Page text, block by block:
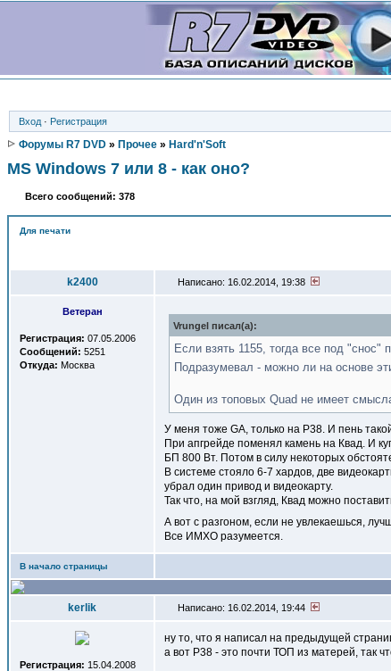
Вход · Регистрация
Форумы R7 DVD » Прочее » Hard'n'Soft
MS Windows 7 или 8 - как оно?
Всего сообщений: 378
Для печати
k2400 Написано: 16.02.2014, 19:38
Ветеран
Регистрация: 07.05.2006
Сообщений: 5251
Откуда: Москва
Vrungel писал(a):
Если взять 1155, тогда все под "снос"
Подразумевал - можно ли на основе
Один из топовых Quad не имеет
У меня тоже GA, только на P38. И пень
При апгрейде поменял камень на Квад. И
БП 800 Вт. Потом в силу некоторых
В системе стояло 6-7 хардов, две
убрал один привод и видеокарту.
Так что, на мой взгляд, Квад можно
А вот с разгоном, если не увлекаешься,
Все ИМХО разумеется.
В начало страницы
kerlik Написано: 16.02.2014, 19:44
Регистрация: 15.04.2008
ну то, что я написал на предыдущей
а вот Р38 - это почти ТОП из матерей, так